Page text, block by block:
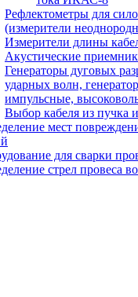
Рефлектометры для
(измерители
Измерители длины
Акустические
Генераторы дуговых
ударных волн,
импульсные,
Выбор кабеля из пучка
мест
для сварки
стрел провеса